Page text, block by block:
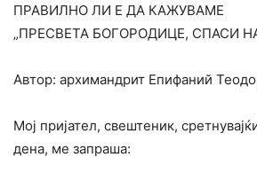
ПРАВИЛНО ЛИ Е ДА КАЖУВАМЕ
„ПРЕСВЕТА БОГОРОДИЦЕ, СПАСИ
Автор: архимандрит Епифаний
Мој пријател, свештеник,
дена, ме запраша: